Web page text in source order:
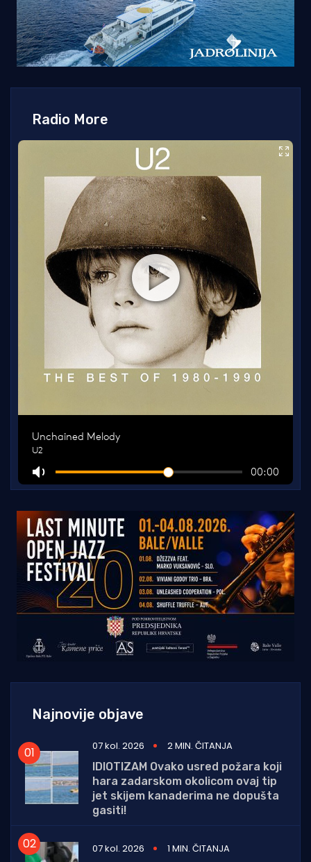
Radio More
Najnovije objave
07 kol. 2026
2 MIN. ČITANJA
IDIOTIZAM Ovako usred požara koji
hara zadarskom okolicom ovaj tip
jet skijem kanaderima ne dopušta
gasiti!
07 kol. 2026
1 MIN. ČITANJA